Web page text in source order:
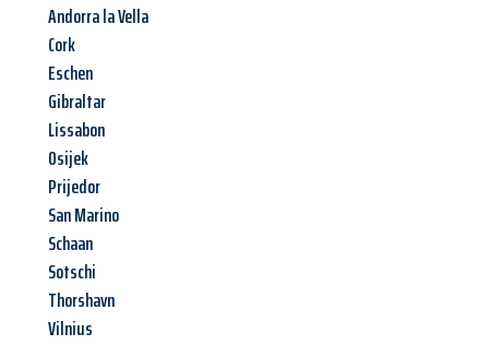
Andorra la Vella
Cork
Eschen
Gibraltar
Lissabon
Osijek
Prijedor
San Marino
Schaan
Sotschi
Thorshavn
Vilnius